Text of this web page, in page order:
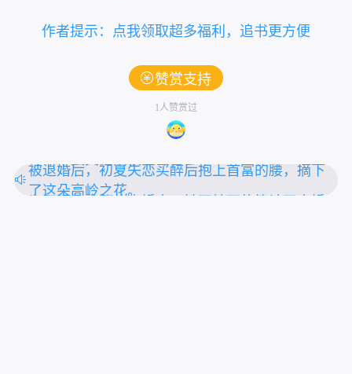
作者提示：点我领取超多福利，追书更方便
赞赏支持
1人赞赏过
一朝穿越，醒来就被塞入花轿，送去给个身中奇
被退婚后，初夏失恋买醉后抱上首富的腰，摘下
了这朵高岭之花。